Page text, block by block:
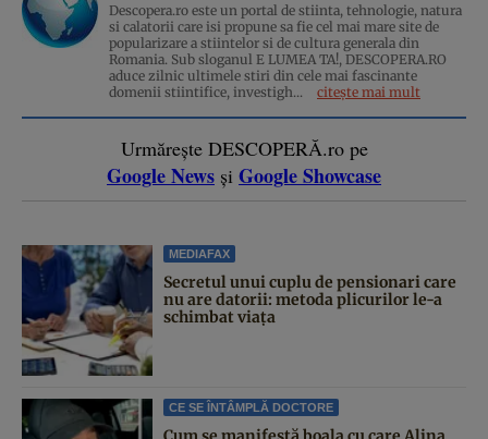
Descopera.ro este un portal de stiinta, tehnologie, natura
si calatorii care isi propune sa fie cel mai mare site de
popularizare a stiintelor si de cultura generala din
Romania. Sub sloganul E LUMEA TA!, DESCOPERA.RO
aduce zilnic ultimele stiri din cele mai fascinante
domenii stiintifice, investigh...
citește mai mult
Urmărește DESCOPERĂ.ro pe
Google News și Google Showcase
MEDIAFAX
Secretul unui cuplu de pensionari care
nu are datorii: metoda plicurilor le-a
schimbat viața
CE SE ÎNTÂMPLĂ DOCTORE